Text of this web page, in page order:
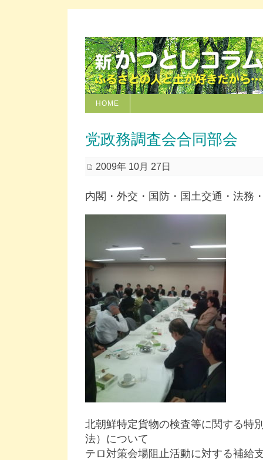
HOME
党政務調査会合同部会
2009年 10月 27日
内閣・外交・国防・国土交通・法務
北朝鮮特定貨物の検査等に関する特
法）について
テロ対策会場阻止活動に対する補給